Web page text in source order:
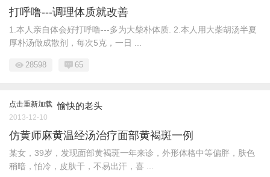
打呼噜---调理体质就改善
1.本人亲自体会好打呼噜---多为大柴朴体质. 2.本人用大柴胡汤半夏
厚朴汤做成散剂，每次5克，一日 ...
28598 65
点击重新加载 愉快的老头
2013-12-10
仿黄师麻黄温经汤治疗面部黄褐斑一例
某女，39岁，发现面部黄褐斑一年来诊，外形体格中等偏胖，肤色
稍暗，怕冷，皮肤干，不易出汗，喜 ...